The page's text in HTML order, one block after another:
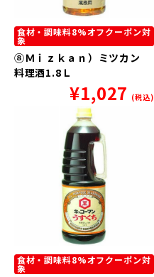
食材・調味料8%オフクーポン対
象
⑧Ｍｉｚｋａｎ）ミツカン
料理酒1.8Ｌ
¥1,027 (税込)
食材・調味料8%オフクーポン対
象